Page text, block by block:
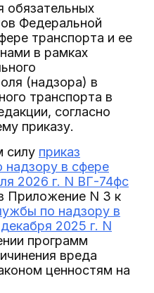
обязательных
Федеральной
транспорта и ее
в рамках
(надзора) в
транспорта в
согласно
приказу.
силу приказ
в сфере
2026 г. N ВГ-74фс
Приложение N 3 к
по надзору в
2025 г. N
программ
вреда
ценностям на